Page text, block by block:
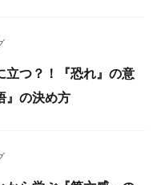
立つ？！『恐れ』の意
』の決め方